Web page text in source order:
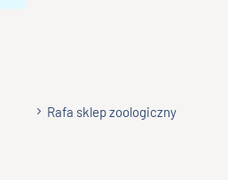
Rafa sklep zoologiczny